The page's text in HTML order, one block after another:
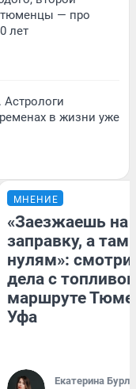
тюменцы — про
лет
в жизни уже
МНЕНИЕ
«Заезжаешь на
заправку, а там
нулям»:
дела с
маршруте
Уфа
Екатерина